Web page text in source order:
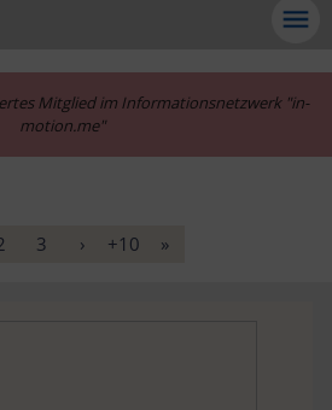
Mitglied im Informationsnetzwerk "in-
motion.me"
3 › +10 »